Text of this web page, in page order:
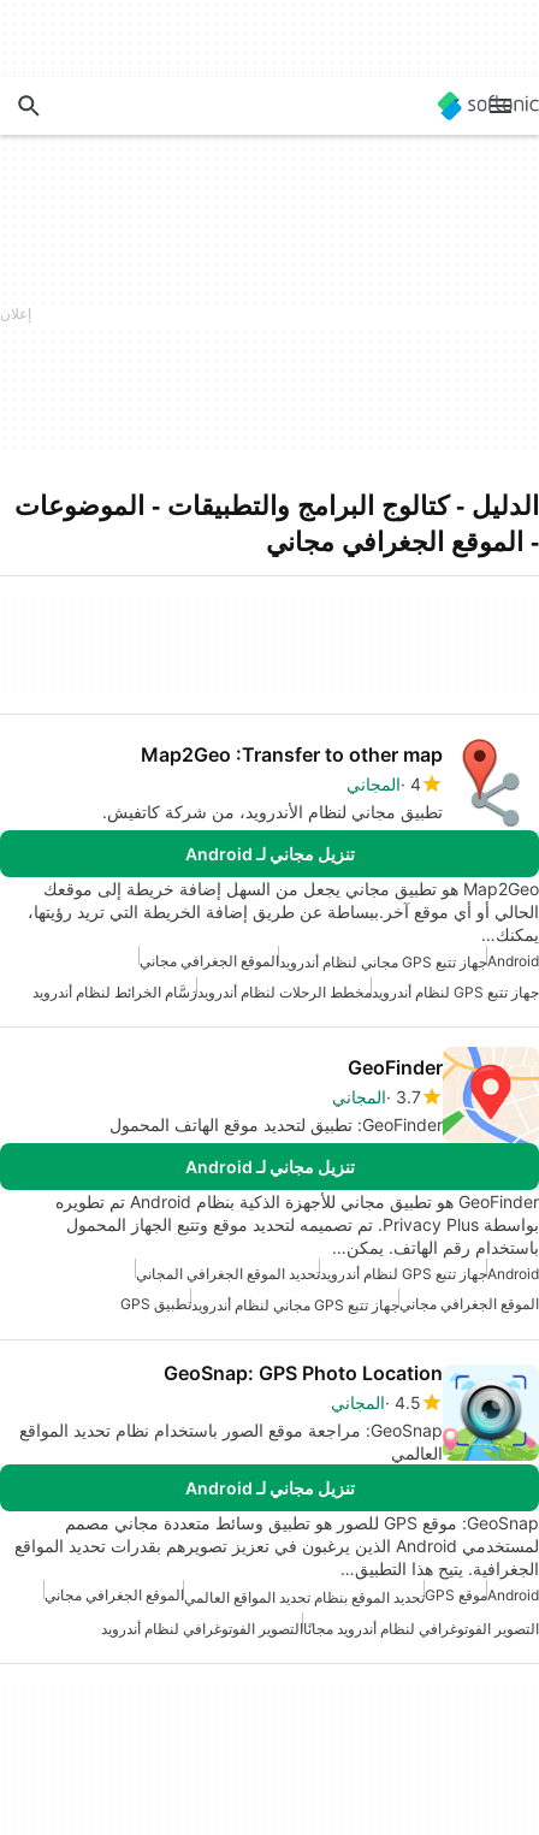
الدليل - كتالوج البرامج والتطبيقات - الموضوعات
- الموقع الجغرافي مجاني
Map2Geo :Transfer to other map
4 المجاني
تطبيق مجاني لنظام الأندرويد، من شركة كاتفيش.
تنزيل مجاني لـ Android
Map2Geo هو تطبيق مجاني يجعل من السهل إضافة خريطة إلى موقعك
الحالي أو أي موقع آخر.ببساطة عن طريق إضافة الخريطة التي تريد رؤيتها،
يمكنك…
Androidجهاز تتبع GPS مجاني لنظام أندرويد
الموقع الجغرافي مجاني
جهاز تتبع GPS لنظام أندرويد
مخطط الرحلات لنظام أندرويدرَسَّام الخرائط لنظام أندرويد
GeoFinder
3.7 المجاني
GeoFinder: تطبيق لتحديد موقع الهاتف المحمول
تنزيل مجاني لـ Android
GeoFinder هو تطبيق مجاني للأجهزة الذكية بنظام Android تم تطويره
بواسطة Privacy Plus. تم تصميمه لتحديد موقع وتتبع الجهاز المحمول
باستخدام رقم الهاتف. يمكن…
Androidجهاز تتبع GPS لنظام أندرويد
تحديد الموقع الجغرافي المجاني
الموقع الجغرافي مجانيجهاز تتبع GPS مجاني لنظام أندرويد تطبيق GPS
GeoSnap: GPS Photo Location
4.5 المجاني
GeoSnap: مراجعة موقع الصور باستخدام نظام تحديد المواقع
العالمي
تنزيل مجاني لـ Android
GeoSnap: موقع GPS للصور هو تطبيق وسائط متعددة مجاني مصمم
لمستخدمي Android الذين يرغبون في تعزيز تصويرهم بقدرات تحديد المواقع
الجغرافية. يتيح هذا التطبيق…
Androidموقع GPS تحديد الموقع بنظام تحديد المواقع العالميالموقع الجغرافي مجاني
التصوير الفوتوغرافي لنظام أندرويد مجانًاالتصوير الفوتوغرافي لنظام أندرويد